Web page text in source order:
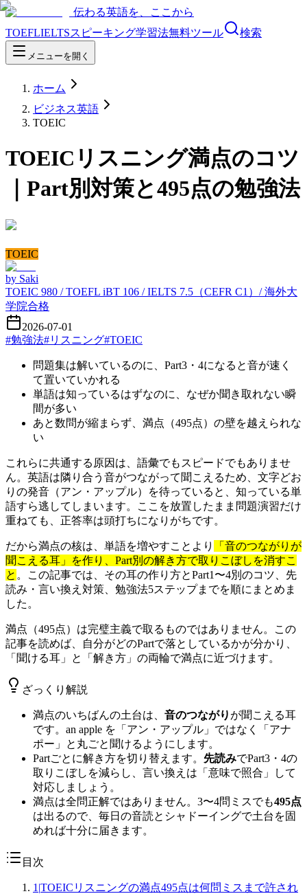
伝わる英語を、ここから
TOEFLIELTSスピーキング学習法無料ツール 検索
メニューを開く
ホーム
ビジネス英語
TOEIC
TOEICリスニング満点のコツ
｜Part別対策と495点の勉強法
TOEIC
by Saki
TOEIC 980 / TOEFL iBT 106 / IELTS 7.5（CEFR C1）/ 海外大
学院合格
2026-07-01
#勉強法#リスニング#TOEIC
問題集は解いているのに、Part3・4になると音が速く
て置いていかれる
単語は知っているはずなのに、なぜか聞き取れない瞬
間が多い
あと数問が縮まらず、満点（495点）の壁を越えられな
い
これらに共通する原因は、語彙でもスピードでもありませ
ん。英語は隣り合う音がつながって聞こえるため、文字どお
りの発音（アン・アップル）を待っていると、知っている単
語すら逃してしまいます。ここを放置したまま問題演習だけ
重ねても、正答率は頭打ちになりがちです。
だから満点の核は、単語を増やすことより
「音のつながりが
聞こえる耳」を作り、Part別の解き方で取りこぼしを消すこ
と 。この記事では、その耳の作り方とPart1〜4別のコツ、先
読み・言い換え対策、勉強法5ステップまでを順にまとめま
した。
満点（495点）は完璧主義で取るものではありません。この
記事を読めば、自分がどのPartで落としているかが分かり、
「聞ける耳」と「解き方」の両輪で満点に近づけます。
ざっくり解説
満点のいちばんの土台は、 音のつながり が聞こえる耳
です。an apple を「アン・アップル」ではなく「アナ
ポー」と丸ごと聞けるようにします。
Partごとに解き方を切り替えます。 先読みでPart3・4の
取りこぼしを減らし、言い換えは「意味で照合」して
対応しましょう。
満点は全問正解ではありません。3〜4問ミスでも495点
は出るので、毎日の音読とシャドーイングで土台を固
めれば十分に届きます。
目次
1 |TOEICリスニングの満点495点は何問ミスまで許され